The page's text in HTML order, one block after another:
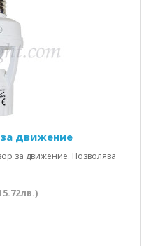
за движение
за движение. Позволява